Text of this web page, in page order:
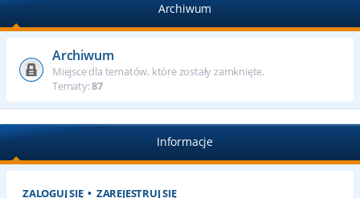
Archiwum
Archiwum
Miejsce dla tematów, które zostały zamknięte.
Tematy:87
Informacje
ZALOGUJ SIĘ• ZAREJESTRUJ SIĘ